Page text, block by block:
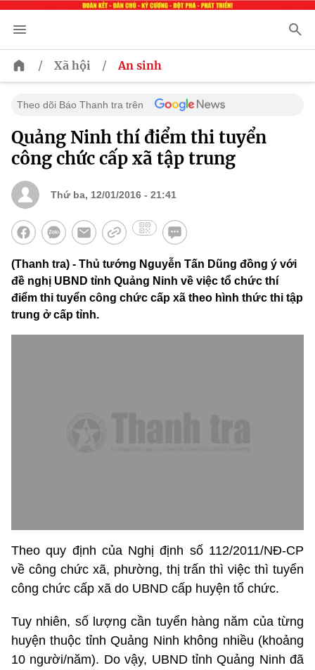
/ Xã hội / An sinh
Theo dõi Báo Thanh tra trên
Quảng Ninh thí điểm thi tuyển
công chức cấp xã tập trung
Thứ ba, 12/01/2016 - 21:41
(Thanh tra) - Thủ tướng Nguyễn Tấn Dũng đồng ý với
đề nghị UBND tỉnh Quảng Ninh về việc tổ chức thí
điểm thi tuyển công chức cấp xã theo hình thức thi tập
trung ở cấp tỉnh.
Theo quy định của Nghị định số 112/2011/NĐ-CP
về công chức xã, phường, thị trấn thì việc thì tuyển
công chức cấp xã do UBND cấp huyện tổ chức.
Tuy nhiên, số lượng cần tuyển hàng năm của từng
huyện thuộc tỉnh Quảng Ninh không nhiều (khoảng
10 người/năm). Do vậy, UBND tỉnh Quảng Ninh đã